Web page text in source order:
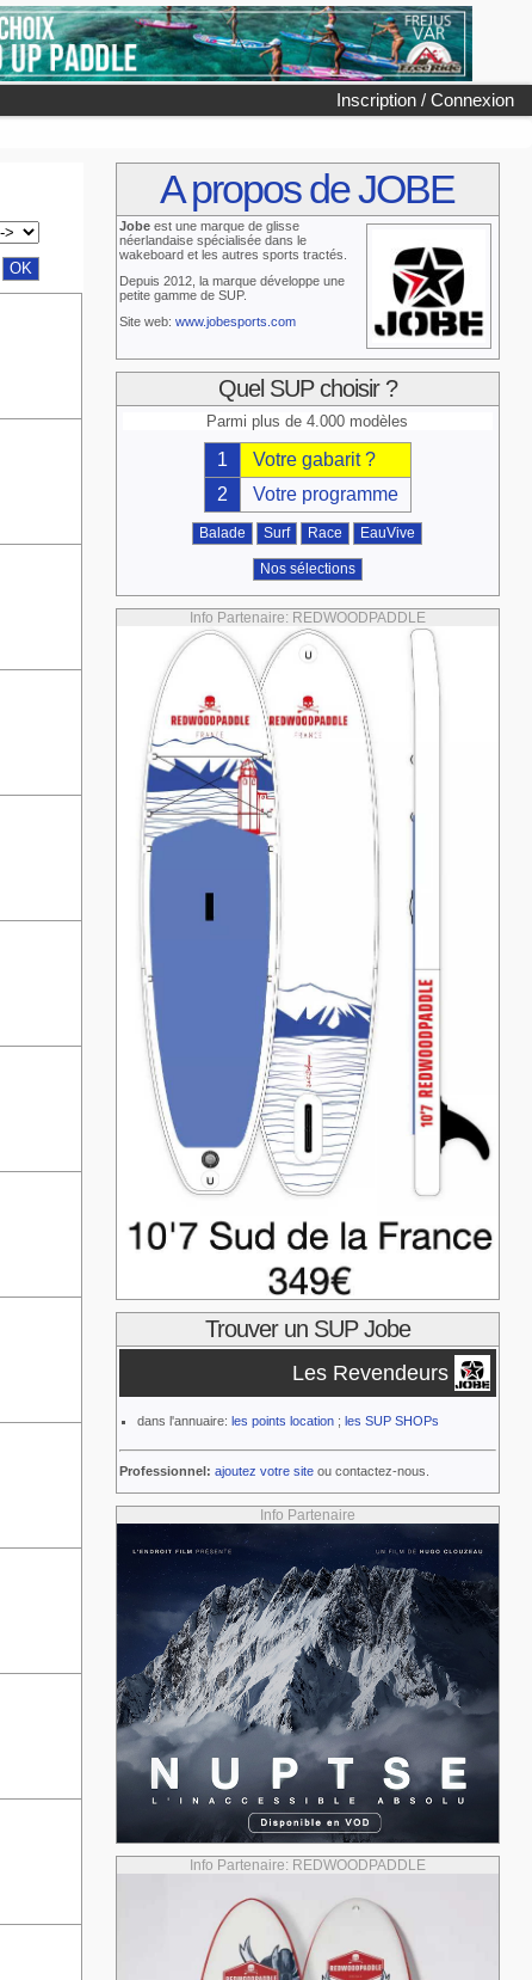
Inscription / Connexion
A propos de JOBE
Jobeest une marque de glisse
néerlandaise spécialisée dans le
wakeboard et les autres sports tractés.
Depuis 2012, la marque développe une
petite gamme de SUP.
Site web: www.jobesports.com
Quel SUP choisir ?
Parmi plus de 4.000 modèles
1
Votre gabarit ?
2
Votre programme
Balade Surf Race EauVive
Nos sélections
Info Partenaire: REDWOODPADDLE
Trouver un SUP Jobe
Les Revendeurs
dans l'annuaire: les points location; les SUP SHOPs
Professionnel: ajoutez votre siteou contactez-nous.
Info Partenaire
Info Partenaire: REDWOODPADDLE